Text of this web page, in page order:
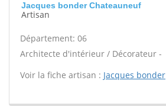
Jacques bonder Chateauneuf
Artisan
Département: 06
Architecte d'intérieur / Décorateur -
Voir la fiche artisan : Jacques bonder